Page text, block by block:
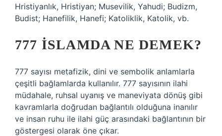
Hristiyanlık, Hristiyan; Musevilik, Yahudi; Budizm,
Budist; Hanefilik, Hanefi; Katoliklik, Katolik, vb.
777 İSLAMDA NE DEMEK?
777 sayısı metafizik, dini ve sembolik anlamlarla
çeşitli bağlamlarda kullanılır. 777 sayısının ilahi
müdahale, ruhsal uyanış ve maneviyata dönüş gibi
kavramlarla doğrudan bağlantılı olduğuna inanılır
ve insan ruhu ile ilahi güç arasındaki bağlantının bir
göstergesi olarak öne çıkar.